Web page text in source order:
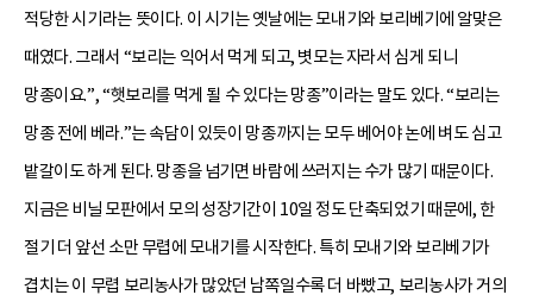
적당한 시기라는 뜻이다. 이 시기는 옛날에는 모내기와 보리베기에 알맞은
때였다. 그래서 “보리는 익어서 먹게 되고, 볏모는 자라서 심게 되니
망종이요.”, “햇보리를 먹게 될 수 있다는 망종”이라는 말도 있다. “보리는
망종 전에 베라.”는 속담이 있듯이 망종까지는 모두 베어야 논에 벼도 심고
밭갈이도 하게 된다. 망종을 넘기면 바람에 쓰러지는 수가 많기 때문이다.
지금은 비닐 모판에서 모의 성장기간이 10일 정도 단축되었기 때문에, 한
절기 더 앞선 소만 무렵에 모내기를 시작한다. 특히 모내기와 보리베기가
겹치는 이 무렵 보리농사가 많았던 남쪽일수록 더 바빴고, 보리농사가 거의